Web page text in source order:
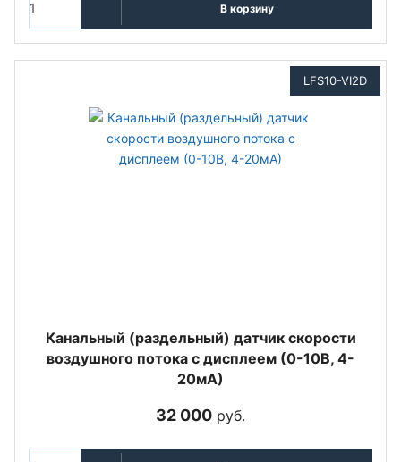
В корзину
LFS10-VI2D
Канальный (раздельный) датчик скорости
воздушного потока с дисплеем (0-10В, 4-
20мА)
32 000 руб.